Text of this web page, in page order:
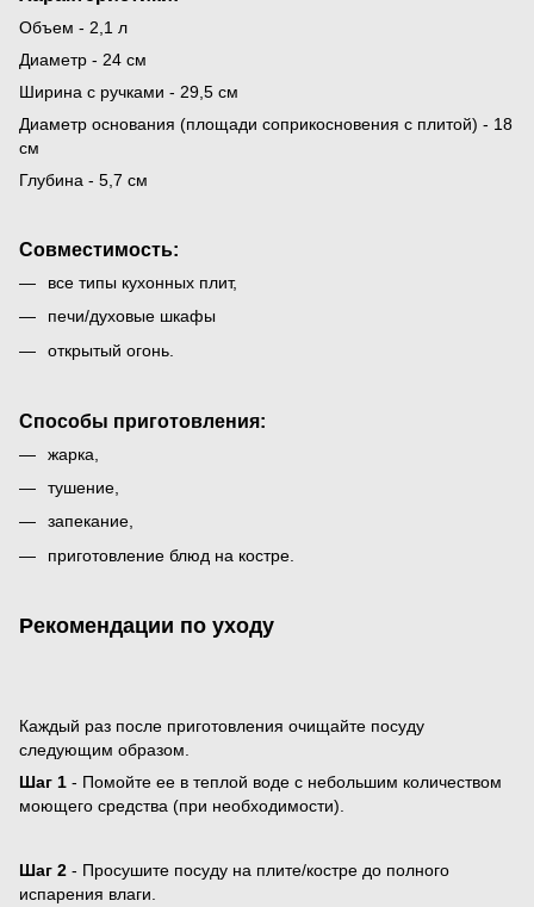
Объем - 2,1 л
Диаметр - 24 см
Ширина с ручками - 29,5 см
Диаметр основания (площади соприкосновения с плитой) - 18
см
Глубина - 5,7 см
Совместимость:
все типы кухонных плит,
печи/духовые шкафы
открытый огонь.
Способы приготовления:
жарка,
тушение,
запекание,
приготовление блюд на костре.
Рекомендации по уходу
Каждый раз после приготовления очищайте посуду
следующим образом.
Шаг 1 - Помойте ее в теплой воде с небольшим количеством
моющего средства (при необходимости).
Шаг 2 - Просушите посуду на плите/костре до полного
испарения влаги.